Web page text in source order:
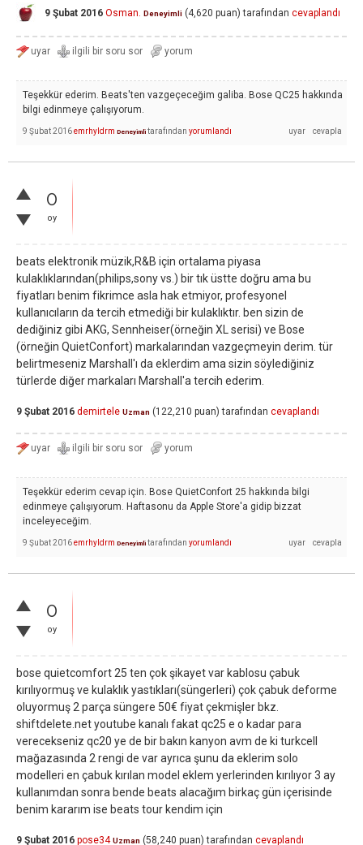
9 Şubat 2016 Osman. Deneyimli (4,620 puan) tarafından cevaplandı
Teşekkür ederim. Beats'ten vazgeçeceğim galiba. Bose QC25 hakkında
bilgi edinmeye çalışıyorum.
9 Şubat 2016emrhyldrm Deneyimli tarafından yorumlandı
0
oy
beats elektronik müzik,R&B için ortalama piyasa
kulaklıklarından(philips,sony vs.) bir tık üstte doğru ama bu
fiyatları benim fikrimce asla hak etmiyor, profesyonel
kullanıcıların da tercih etmediği bir kulaklıktır. ben sizin de
dediğiniz gibi AKG, Sennheiser(örneğin XL serisi) ve Bose
(örneğin QuietConfort) markalarından vazgeçmeyin derim. tür
belirtmeseniz Marshall'ı da eklerdim ama sizin söylediğiniz
türlerde diğer markaları Marshall'a tercih ederim.
9 Şubat 2016 demirtele Uzman (122,210 puan) tarafından cevaplandı
Teşekkür ederim cevap için. Bose QuietConfort 25 hakkında bilgi
edinmeye çalışıyorum. Haftasonu da Apple Store'a gidip bizzat
inceleyeceğim.
9 Şubat 2016emrhyldrm Deneyimli tarafından yorumlandı
0
oy
bose quietcomfort 25 ten çok şikayet var kablosu çabuk
kırılıyormuş ve kulaklık yastıkları(süngerleri) çok çabuk deforme
oluyormuş 2 parça süngere 50€ fiyat çekmişler bkz.
shiftdelete.net youtube kanalı fakat qc25 e o kadar para
verecekseniz qc20 ye de bir bakın kanyon avm de ki turkcell
mağazasında 2 rengi de var ayrıca şunu da eklerim solo
modelleri en çabuk kırılan model eklem yerlerinden kırılıyor 3 ay
kullanımdan sonra bende beats alacağım birkaç gün içerisinde
benim kararım ise beats tour kendim için
9 Şubat 2016 pose34 Uzman (58,240 puan) tarafından cevaplandı